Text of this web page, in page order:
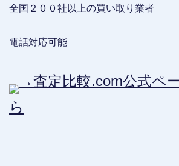
全国２００社以上の買い取り業者
電話対応可能
→査定比較.com公式ペ
ら